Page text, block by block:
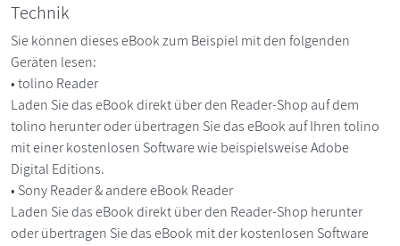
Technik
Sie können dieses eBook zum Beispiel mit den folgenden
Geräten lesen:
• tolino Reader
Laden Sie das eBook direkt über den Reader-Shop auf dem
tolino herunter oder übertragen Sie das eBook auf Ihren tolino
mit einer kostenlosen Software wie beispielsweise Adobe
Digital Editions.
• Sony Reader & andere eBook Reader
Laden Sie das eBook direkt über den Reader-Shop herunter
oder übertragen Sie das eBook mit der kostenlosen Software